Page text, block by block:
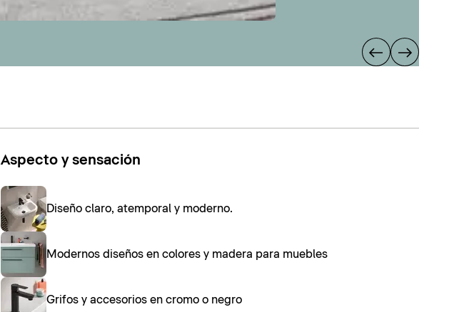
Aspecto y sensación
Diseño claro, atemporal y moderno.
Modernos diseños en colores y madera para muebles
Grifos y accesorios en cromo o negro